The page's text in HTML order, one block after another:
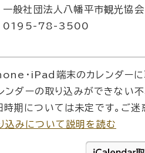
一般社団法人八幡平市観光協会
0195-78-3500
・iPad端末のカレンダーに
ダーの取り込みができない
時期については未定です。ご迷
込みについて説明を読む